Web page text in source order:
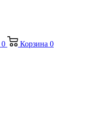
0 Корзина 0